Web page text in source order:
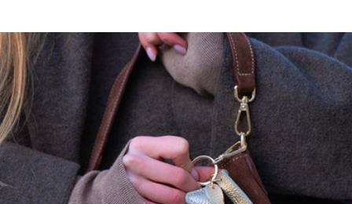
Longueur taille S : 58 cm.
Ajoutez 1 centimètre supplémentaire par taille.
Ce modèle a une coupe droite, prenez votre taille habituelle. Si vous
hésitez entre deux tailles prenez la taille supérieure.
maison héritage s'engage…
Nos pièces sont certifiées:
OEKO-TEX, premier label textile garantissant l'absence de substance
nocive ou irritante pour la peau.
GOTS, garantissant:
Un textile biologique réunissant des modes de confection durables
Le respect de l'environnement et des conditions de travail